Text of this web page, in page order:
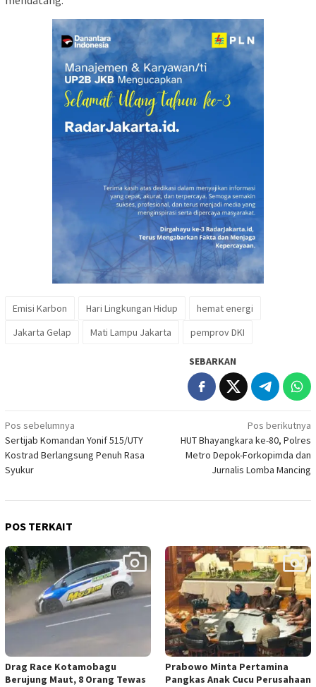
Emisi Karbon Hari Lingkungan Hidup
hemat energi
Jakarta Gelap
Mati Lampu Jakarta pemprov DKI
SEBARKAN
Navigasi
pos
Pos sebelumnya
Sertijab Komandan Yonif 515/UTY
Kostrad Berlangsung Penuh Rasa
Syukur
Pos berikutnya
HUT Bhayangkara ke-80, Polres
Metro Depok-Forkopimda dan
Jurnalis Lomba Mancing
POS TERKAIT
Drag Race Kotamobagu
Berujung Maut, 8 Orang Tewas
Prabowo Minta Pertamina
Pangkas Anak Cucu Perusahaan